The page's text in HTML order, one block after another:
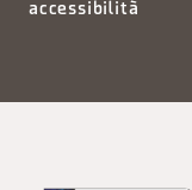
accessibilità